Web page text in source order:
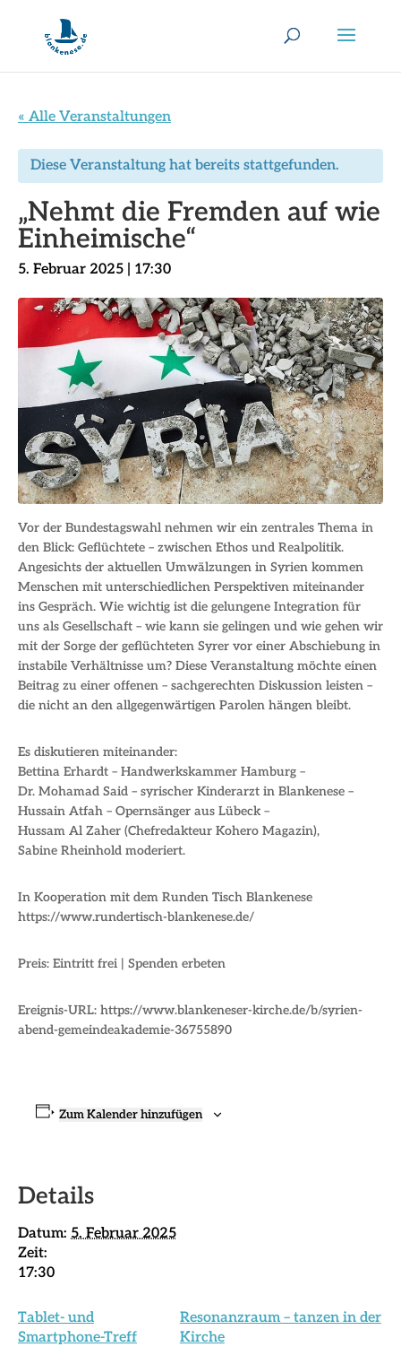
« Alle Veranstaltungen
Diese Veranstaltung hat bereits stattgefunden.
„Nehmt die Fremden auf wie
Einheimische“
5. Februar 2025 | 17:30
Vor der Bundestagswahl nehmen wir ein zentrales Thema in
den Blick: Geflüchtete – zwischen Ethos und Realpolitik.
Angesichts der aktuellen Umwälzungen in Syrien kommen
Menschen mit unterschiedlichen Perspektiven miteinander
ins Gespräch. Wie wichtig ist die gelungene Integration für
uns als Gesellschaft – wie kann sie gelingen und wie gehen wir
mit der Sorge der geflüchteten Syrer vor einer Abschiebung in
instabile Verhältnisse um? Diese Veranstaltung möchte einen
Beitrag zu einer offenen – sachgerechten Diskussion leisten –
die nicht an den allgegenwärtigen Parolen hängen bleibt.
Es diskutieren miteinander:
Bettina Erhardt – Handwerkskammer Hamburg –
Dr. Mohamad Said – syrischer Kinderarzt in Blankenese –
Hussain Atfah – Opernsänger aus Lübeck –
Hussam Al Zaher (Chefredakteur Kohero Magazin),
Sabine Rheinhold moderiert.
In Kooperation mit dem Runden Tisch Blankenese
https://www.rundertisch-blankenese.de/
Preis: Eintritt frei | Spenden erbeten
Ereignis-URL: https://www.blankeneser-kirche.de/b/syrien-
abend-gemeindeakademie-36755890
Zum Kalender hinzufügen
Details
Datum: 5. Februar 2025
Zeit:
17:30
Tablet- und
Smartphone-Treff
Resonanzraum – tanzen in der
Kirche